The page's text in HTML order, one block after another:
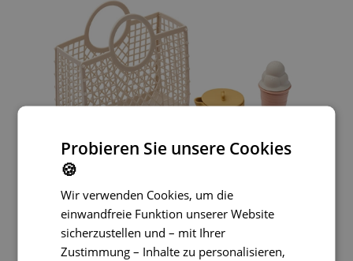
Probieren Sie unsere Cookies
🍪
Wir verwenden Cookies, um die
einwandfreie Funktion unserer Website
sicherzustellen und – mit Ihrer
Zustimmung – Inhalte zu personalisieren,